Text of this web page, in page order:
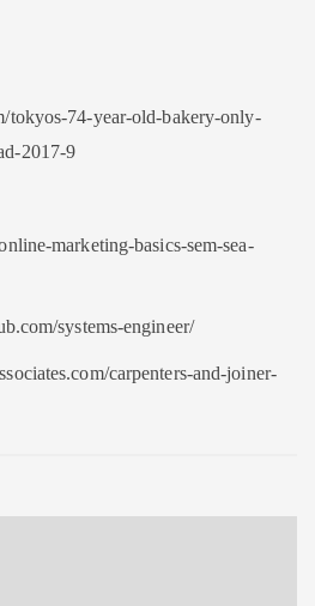
tokyos-74-year-old-bakery-only-
2017-9
marketing-basics-sem-sea-
systems-engineer/
carpenters-and-joiner-